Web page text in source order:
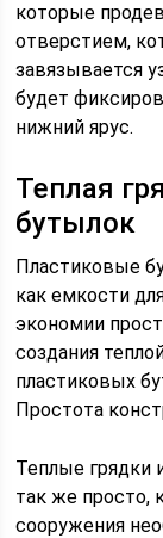
которые
отверстием,
завязывается
будет
нижний ярус.
Теплая
бутылок
Пластиковые
как емкости
экономии
создания
пластиковых
Простота
Теплые грядки
так же просто,
сооружения